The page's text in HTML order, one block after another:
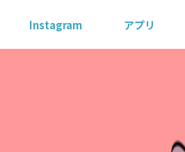
Instagram アプリ